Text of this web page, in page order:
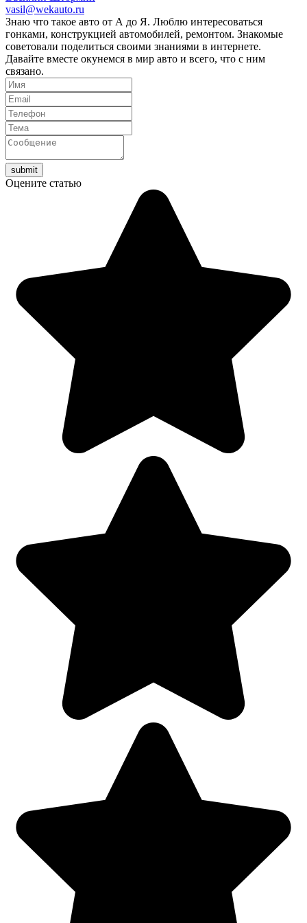
vasil@wekauto.ru
Знаю что такое авто от А до Я. Люблю интересоваться
гонками, конструкцией автомобилей, ремонтом. Знакомые
советовали поделиться своими знаниями в интернете.
Давайте вместе окунемся в мир авто и всего, что с ним
связано.
Оцените статью